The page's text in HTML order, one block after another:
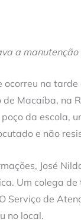
a
ocorreu na
de Macaíba, na
da escola,
e não
José
Um colega
Serviço de
no local.